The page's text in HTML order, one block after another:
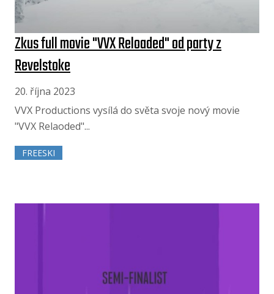
Zkus full movie "VVX Reloaded" od party z
Revelstoke
20. října 2023
VVX Productions vysílá do světa svoje nový movie
"VVX Relaoded"...
FREESKI